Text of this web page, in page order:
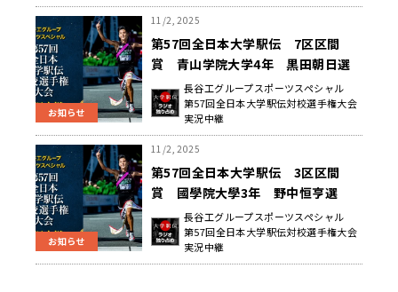
お知らせ
11/2, 2025
第57回全日本大学駅伝 7区区間
賞 青山学院大学4年 黒田朝日選
手 インタビュー
長谷工グループスポーツスペシャル
第57回全日本大学駅伝対校選手権大会
実況中継
お知らせ
11/2, 2025
第57回全日本大学駅伝 3区区間
賞 國學院大學3年 野中恒亨選
手 インタビュー
長谷工グループスポーツスペシャル
第57回全日本大学駅伝対校選手権大会
実況中継